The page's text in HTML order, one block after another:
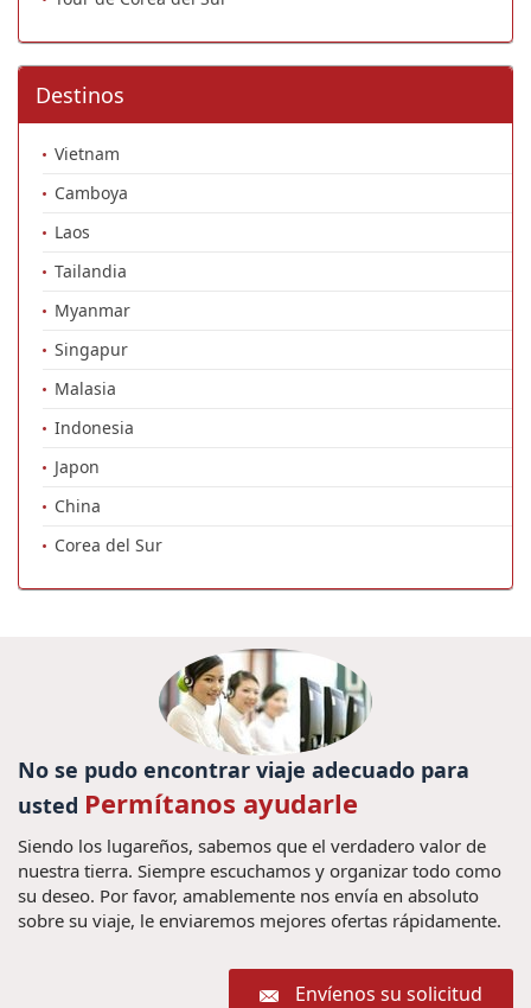
Destinos
Vietnam
Camboya
Laos
Tailandia
Myanmar
Singapur
Malasia
Indonesia
Japon
China
Corea del Sur
No se pudo encontrar viaje adecuado para
usted Permítanos ayudarle
Siendo los lugareños, sabemos que el verdadero valor de
nuestra tierra. Siempre escuchamos y organizar todo como
su deseo. Por favor, amablemente nos envía en absoluto
sobre su viaje, le enviaremos mejores ofertas rápidamente.
Envíenos su solicitud